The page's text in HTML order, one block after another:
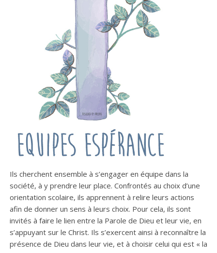
Ils cherchent ensemble à s’engager en équipe dans la
société, à y prendre leur place. Confrontés au choix d’une
orientation scolaire, ils apprennent à relire leurs actions
afin de donner un sens à leurs choix. Pour cela, ils sont
invités à faire le lien entre la Parole de Dieu et leur vie, en
s’appuyant sur le Christ. Ils s’exercent ainsi à reconnaître la
présence de Dieu dans leur vie, et à choisir celui qui est « la